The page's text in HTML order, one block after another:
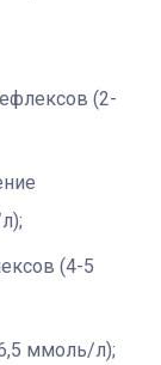
(2-
(4-5
ммоль/л);